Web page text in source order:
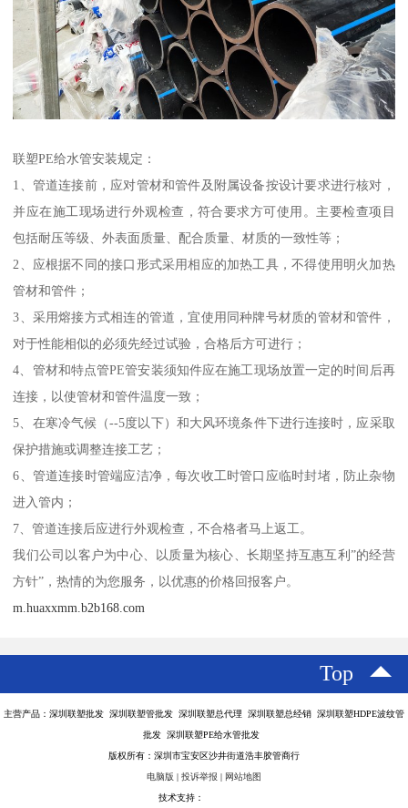
联塑PE给水管安装规定：
1、管道连接前，应对管材和管件及附属设备按设计要求进行核对，
并应在施工现场进行外观检查，符合要求方可使用。主要检查项目
包括耐压等级、外表面质量、配合质量、材质的一致性等；
2、应根据不同的接口形式采用相应的加热工具，不得使用明火加热
管材和管件；
3、采用熔接方式相连的管道，宜使用同种牌号材质的管材和管件，
对于性能相似的必须先经过试验，合格后方可进行；
4、管材和特点管PE管安装须知件应在施工现场放置一定的时间后再
连接，以使管材和管件温度一致；
5、在寒冷气候（--5度以下）和大风环境条件下进行连接时，应采取
保护措施或调整连接工艺；
6、管道连接时管端应洁净，每次收工时管口应临时封堵，防止杂物
进入管内；
7、管道连接后应进行外观检查，不合格者马上返工。
我们公司以客户为中心、以质量为核心、长期坚持互惠互利”的经营
方针”，热情的为您服务，以优惠的价格回报客户。
m.huaxxmm.b2b168.com
Top
主营产品：深圳联塑批发 深圳联塑管批发 深圳联塑总代理 深圳联塑总经销 深圳联塑HDPE波纹管
批发 深圳联塑PE给水管批发
版权所有：深圳市宝安区沙井街道浩丰胶管商行
电脑版 | 投诉举报 | 网站地图
技术支持：